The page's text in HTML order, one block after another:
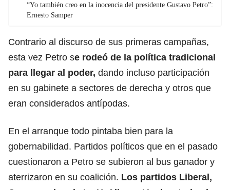
“Yo también creo en la inocencia del presidente Gustavo Petro”:
Ernesto Samper
Contrario al discurso de sus primeras campañas,
esta vez Petro se rodeó de la política tradicional
para llegar al poder, dando incluso participación
en su gabinete a sectores de derecha y otros que
eran considerados antípodas.
En el arranque todo pintaba bien para la
gobernabilidad. Partidos políticos que en el pasado
cuestionaron a Petro se subieron al bus ganador y
aterrizaron en su coalición. Los partidos Liberal,